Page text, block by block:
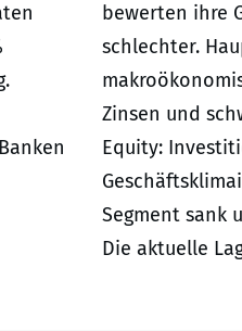
bewerten ihre
schlechter.
Zinsen und
Equity:
Segment sank
Die aktuelle